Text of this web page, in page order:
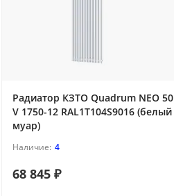
Радиатор КЗТО Quadrum NEO 50
V 1750-12 RAL1T104S9016 (белый
муар)
4
68 845 ₽